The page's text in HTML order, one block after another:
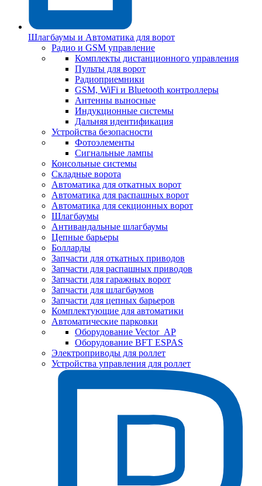
Шлагбаумы и Автоматика для ворот
Радио и GSM управление
Комплекты дистанционного управления
Пульты для ворот
Радиоприемники
GSM, WiFi и Bluetooth контроллеры
Антенны выносные
Индукционные системы
Дальняя идентификация
Устройства безопасности
Фотоэлементы
Сигнальные лампы
Консольные системы
Складные ворота
Автоматика для откатных ворот
Автоматика для распашных ворот
Автоматика для секционных ворот
Шлагбаумы
Антивандальные шлагбаумы
Цепные барьеры
Болларды
Запчасти для откатных приводов
Запчасти для распашных приводов
Запчасти для гаражных ворот
Запчасти для шлагбаумов
Запчасти для цепных барьеров
Комплектующие для автоматики
Автоматические парковки
Оборудование Vector_AP
Оборудование BFT ESPAS
Электроприводы для роллет
Устройства управления для роллет